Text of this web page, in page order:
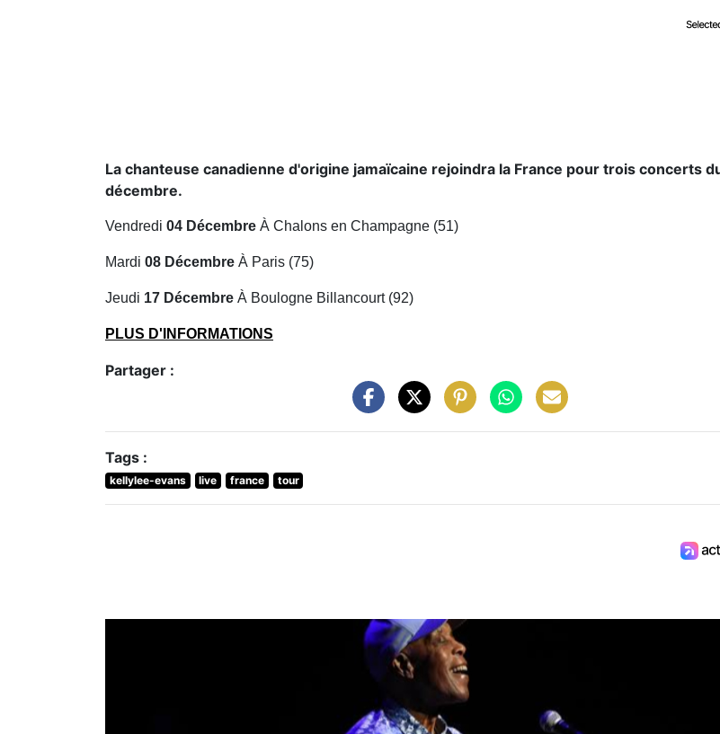
La chanteuse canadienne d'origine jamaïcaine rejoindra la France pour trois concerts
décembre.
Vendredi 04 Décembre À Chalons en Champagne (51)
Mardi 08 Décembre À Paris (75)
Jeudi 17 Décembre À Boulogne Billancourt(92)
PLUS D'INFORMATIONS
Partager :
Tags :
kellylee-evans live france tour